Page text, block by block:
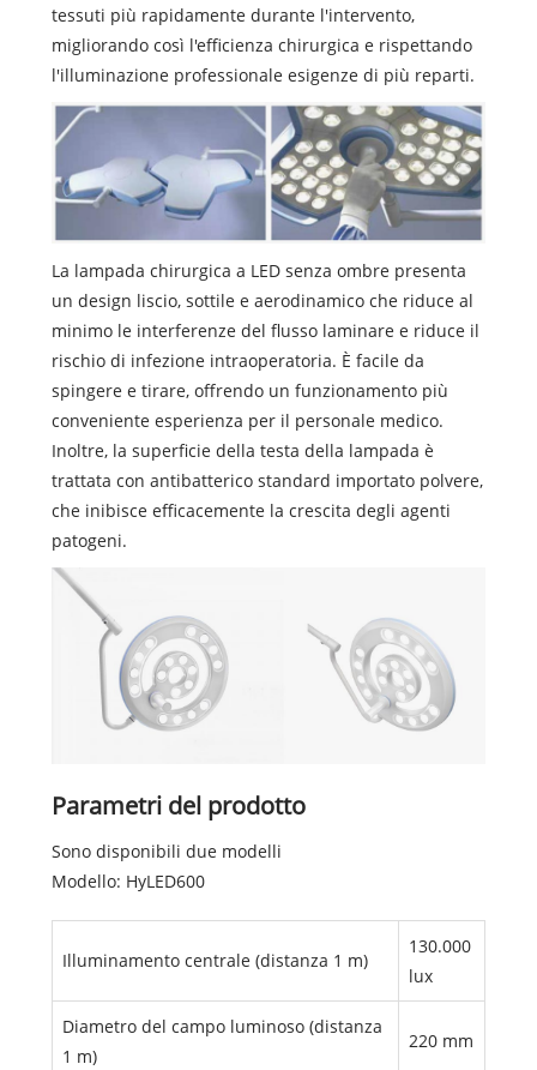
tessuti più rapidamente durante l'intervento,
migliorando così l'efficienza chirurgica e rispettando
l'illuminazione professionale esigenze di più reparti.
La lampada chirurgica a LED senza ombre presenta
un design liscio, sottile e aerodinamico che riduce al
minimo le interferenze del flusso laminare e riduce il
rischio di infezione intraoperatoria. È facile da
spingere e tirare, offrendo un funzionamento più
conveniente esperienza per il personale medico.
Inoltre, la superficie della testa della lampada è
trattata con antibatterico standard importato polvere,
che inibisce efficacemente la crescita degli agenti
patogeni.
Parametri del prodotto
Sono disponibili due modelli
Modello: HyLED600
Illuminamento centrale (distanza 1 m)
130.000
lux
Diametro del campo luminoso (distanza
1 m)
220 mm